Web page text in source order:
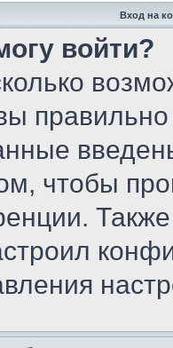
Вход на
войти?
чтобы